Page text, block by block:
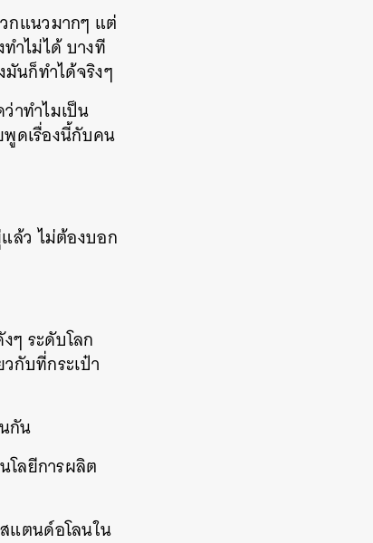
กแนวมากๆ แต่
ำไม่ได้ บางที
มันก็ทำได้จริงๆ
าทำไมเป็น
ดเรื่องนี้กับคน
ล้ว ไม่ต้องบอก
ๆ ระดับโลก
กับที่กระเป๋า
กัน
โลยีการผลิต
แตนด์อโลนใน